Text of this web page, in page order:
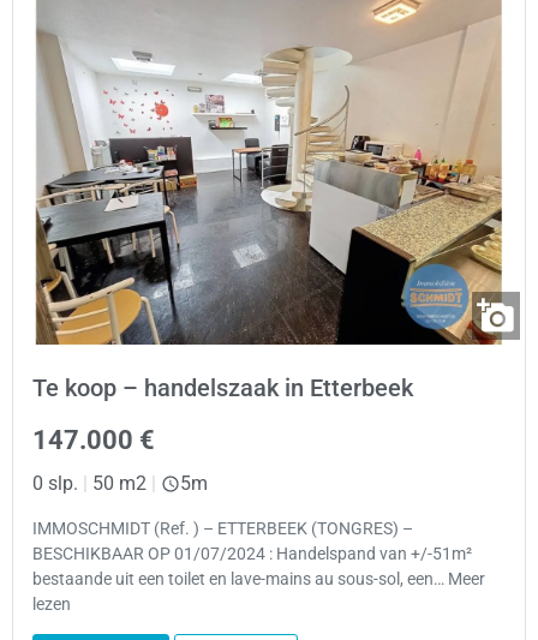
Te koop – handelszaak in Etterbeek
147.000 €
0 slp. 50 m2 5m
IMMOSCHMIDT (Ref. ) – ETTERBEEK (TONGRES) –
BESCHIKBAAR OP 01/07/2024 : Handelspand van +/-51m²
bestaande uit een toilet en lave-mains au sous-sol, een… Meer
lezen